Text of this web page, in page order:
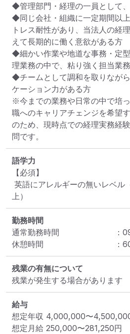
◆管理部門・経理の一員として
◆同じ会社・組織に一定期間以
トレス耐性があり、当法人の経
えて長期的に働く意欲がある方
◆細かい作業や地道な事務・定
理業務の中で、粘り強く担当業
◆チームとして調和を取りなが
ケーション力がある方
※今までの業務や日常の中で培
職へのキャリアチェンジを希望
のため、現時点での経理実務経
問です。
語学力
【必須】
上）
勤務時間
通常勤務時間
：
休憩時間
：
残業の有無について
残業が発生する場合があります
給与
想定年収 4,000,000〜
想定月給 250,000〜281,250円